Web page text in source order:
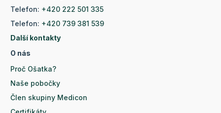
Telefon: +420 222 501 335
Telefon: +420 739 381 539
Další kontakty
O nás
Proč Ošatka?
Naše pobočky
Člen skupiny Medicon